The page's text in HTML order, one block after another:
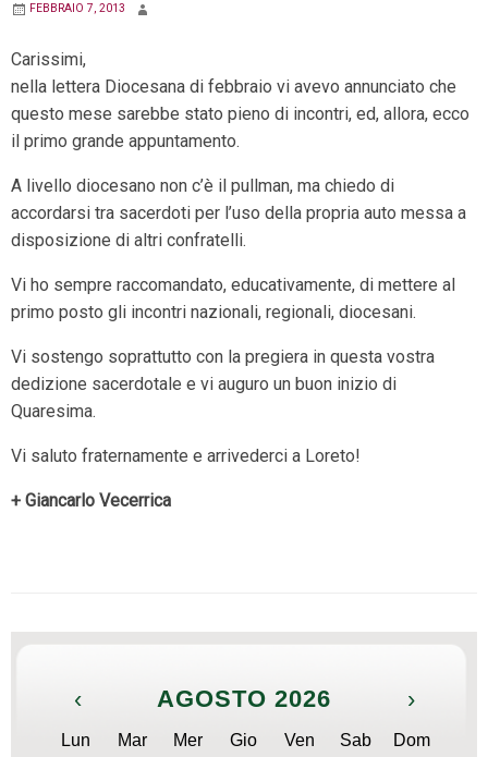
FEBBRAIO 7, 2013
Carissimi,
nella lettera Diocesana di febbraio vi avevo annunciato che
questo mese sarebbe stato pieno di incontri, ed, allora, ecco
il primo grande appuntamento.
A livello diocesano non c’è il pullman, ma chiedo di
accordarsi tra sacerdoti per l’uso della propria auto messa a
disposizione di altri confratelli.
Vi ho sempre raccomandato, educativamente, di mettere al
primo posto gli incontri nazionali, regionali, diocesani.
Vi sostengo soprattutto con la pregiera in questa vostra
dedizione sacerdotale e vi auguro un buon inizio di
Quaresima.
Vi saluto fraternamente e arrivederci a Loreto!
+ Giancarlo Vecerrica
‹ AGOSTO 2026 ›
Lun Mar Mer Gio Ven Sab Dom